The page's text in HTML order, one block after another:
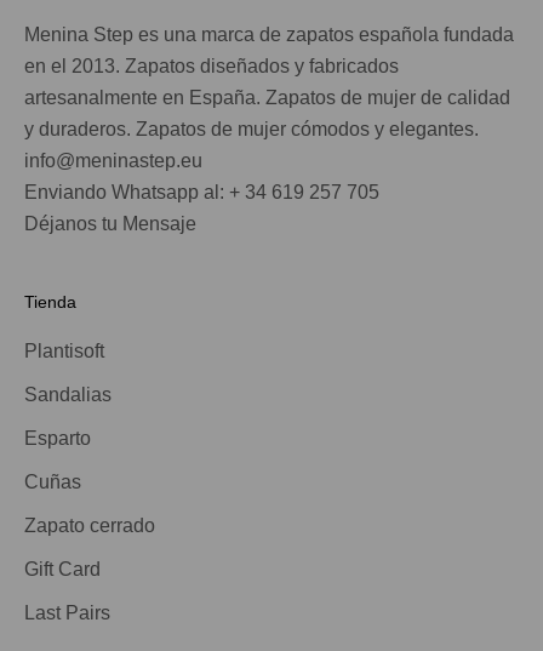
Menina Step es una marca de zapatos española fundada
en el 2013. Zapatos diseñados y fabricados
artesanalmente en España. Zapatos de mujer de calidad
y duraderos. Zapatos de mujer cómodos y elegantes.
info@meninastep.eu
Enviando Whatsapp al: + 34 619 257 705
Déjanos tu Mensaje
Tienda
Plantisoft
Sandalias
Esparto
Cuñas
Zapato cerrado
Gift Card
Last Pairs